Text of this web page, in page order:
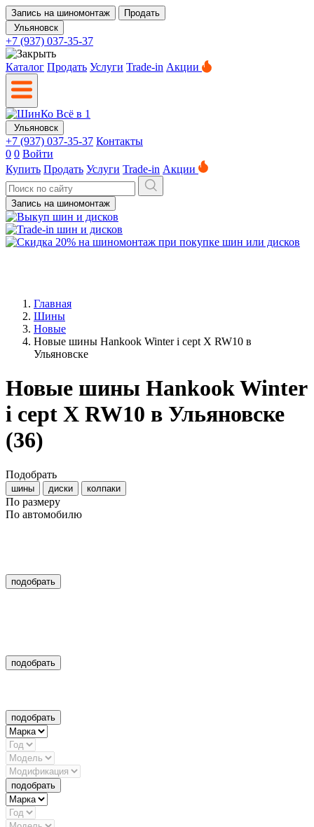
Запись на шиномонтаж
Продать
Ульяновск
+7 (937) 037-35-37
Каталог Продать Услуги Trade-in Акции
Ульяновск
+7 (937) 037-35-37 Контакты
0 0 Войти
Купить Продать Услуги Trade-in Акции
Запись на шиномонтаж
Главная
Шины
Новые
Новые шины Hankook Winter i cept X RW10 в
Ульяновске
Новые шины Hankook Winter
i cept X RW10 в Ульяновске
(36)
Подобрать
шины диски колпаки
По размеру
По автомобилю
подобрать
подобрать
подобрать
подобрать